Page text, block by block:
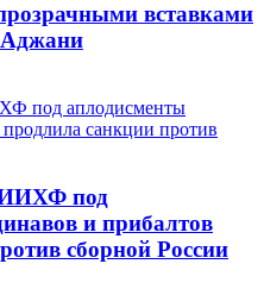
вставками
Аджани
ИИХФ под
и прибалтов
сборной России